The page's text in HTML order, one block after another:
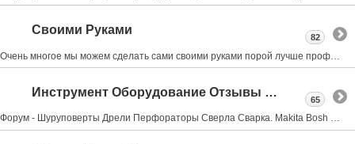
Своими Руками
82
Инструмент Оборудование Отзывы Советы
Форум - Шуруповерты Дрели Перфораторы Сверла Сварка. Makita Bosh Metabo Skil Интерскол Тошиба Stihl
65